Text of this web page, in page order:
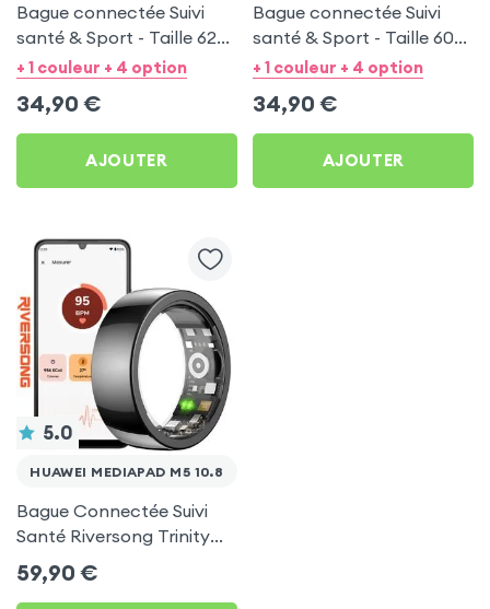
Bague connectée Suivi
santé & Sport - Taille 62
Noir
+ 1 couleur + 4 option
34,90 €
AJOUTER
Bague connectée Suivi
santé & Sport - Taille 60
Argent
+ 1 couleur + 4 option
34,90 €
AJOUTER
5.0
HUAWEI MEDIAPAD M5 10.8
Bague Connectée Suivi
Santé Riversong Trinity
Noir - Anneau Connecté
Étanche IP68
59,90 €